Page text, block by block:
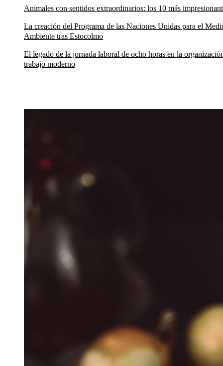
Animales con sentidos extraordinarios: los 10 más
La creación del Programa de las Naciones Unidas para el
Ambiente tras Estocolmo
El legado de la jornada laboral de ocho horas en la
trabajo moderno